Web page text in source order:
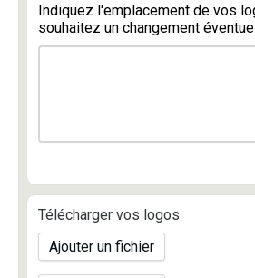
Indiquez l'emplacement de vos
souhaitez un changement
Télécharger vos logos
Ajouter un fichier